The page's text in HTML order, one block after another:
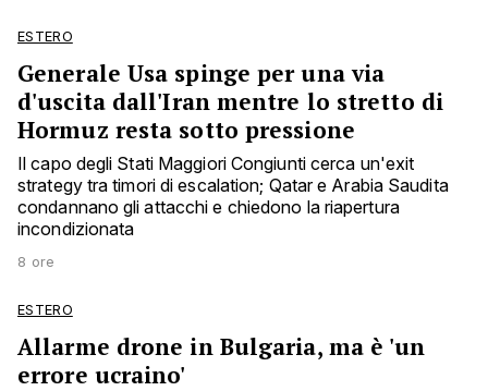
ESTERO
Generale Usa spinge per una via
d'uscita dall'Iran mentre lo stretto di
Hormuz resta sotto pressione
Il capo degli Stati Maggiori Congiunti cerca un'exit
strategy tra timori di escalation; Qatar e Arabia Saudita
condannano gli attacchi e chiedono la riapertura
incondizionata
8 ore
ESTERO
Allarme drone in Bulgaria, ma è 'un
errore ucraino'